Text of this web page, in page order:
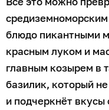
блюдо пикантными
красным луком и
главным козырем в
базилик, который
и подчеркнёт вкусы